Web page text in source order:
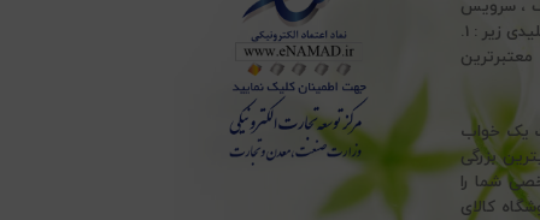
، سرویس
ملحفه ، انواع تشک طبی ، انواع بالش پر و بالش الیاف و انواع حوله ، با پایبندی به اصول کلیدی زیر : 1.
به معتبرترین
یک خواب
بزرگی
شما را
کالای